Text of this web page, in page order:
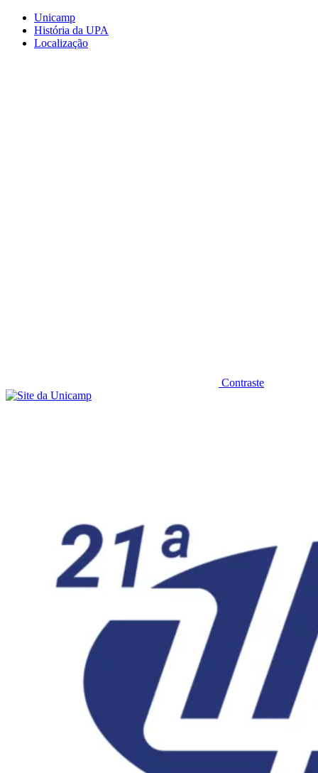
Conteúdo principal
Unicamp
História da UPA
Localização
Contraste